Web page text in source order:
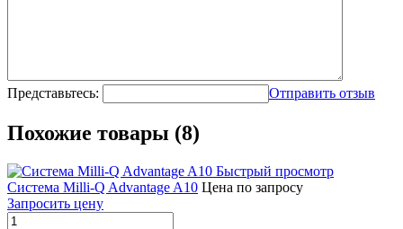
Представьтесь: Отправить отзыв
Похожие товары (8)
Быстрый просмотр
Система Milli-Q Advantage A10 Цена по запросу
Запросить цену